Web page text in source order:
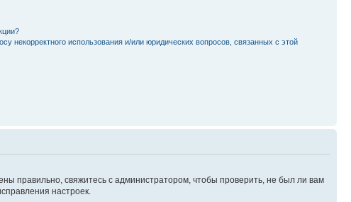
некорректного использования и/или юридических вопросов, связанных с этой
правильно, свяжитесь с администратором, чтобы проверить, не был ли вам
настроек.